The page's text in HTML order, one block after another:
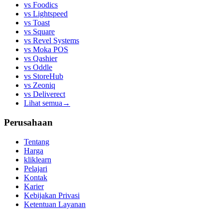
vs Foodics
vs Lightspeed
vs Toast
vs Square
vs Revel Systems
vs Moka POS
vs Qashier
vs Oddle
vs StoreHub
vs Zeoniq
vs Deliverect
Lihat semua →
Perusahaan
Tentang
Harga
kliklearn
Pelajari
Kontak
Karier
Kebijakan Privasi
Ketentuan Layanan